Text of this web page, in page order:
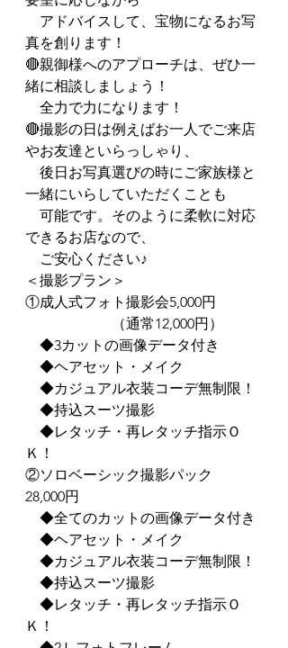
アドバイスして、宝物になるお写
真を創ります！
🔴親御様へのアプローチは、ぜひ一
緒に相談しましょう！
全力で力になります！
🔴撮影の日は例えばお一人でご来店
やお友達といらっしゃり、
後日お写真選びの時にご家族様と
一緒にいらしていただくことも
可能です。そのように柔軟に対応
できるお店なので、
ご安心ください♪
＜撮影プラン＞
①成人式フォト撮影会5,000円
（通常12,000円）
◆3カットの画像データ付き
◆ヘアセット・メイク
◆カジュアル衣装コーデ無制限！
◆持込スーツ撮影
◆レタッチ・再レタッチ指示Ｏ
Ｋ！
②ソロベーシック撮影パック
28,000円
◆全てのカットの画像データ付き
◆ヘアセット・メイク
◆カジュアル衣装コーデ無制限！
◆持込スーツ撮影
◆レタッチ・再レタッチ指示Ｏ
Ｋ！